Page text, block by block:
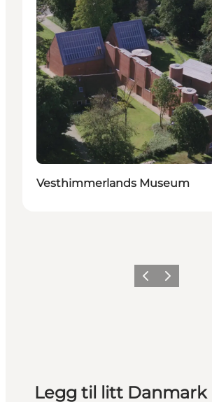
Vesthimmerlands Museum
ForrigeNeste
Legg til litt Danmark